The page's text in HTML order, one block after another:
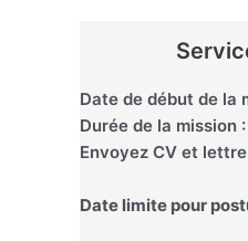
Date de début de la
Durée de la mission
Envoyez CV et
Date limite pour